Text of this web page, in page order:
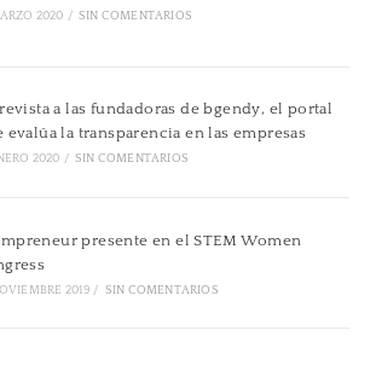
2020 / SIN COMENTARIOS
a las fundadoras de bgendy, el portal
evalúa la transparencia en las empresas
2020 / SIN COMENTARIOS
presente en el STEM Women
2019 / SIN COMENTARIOS